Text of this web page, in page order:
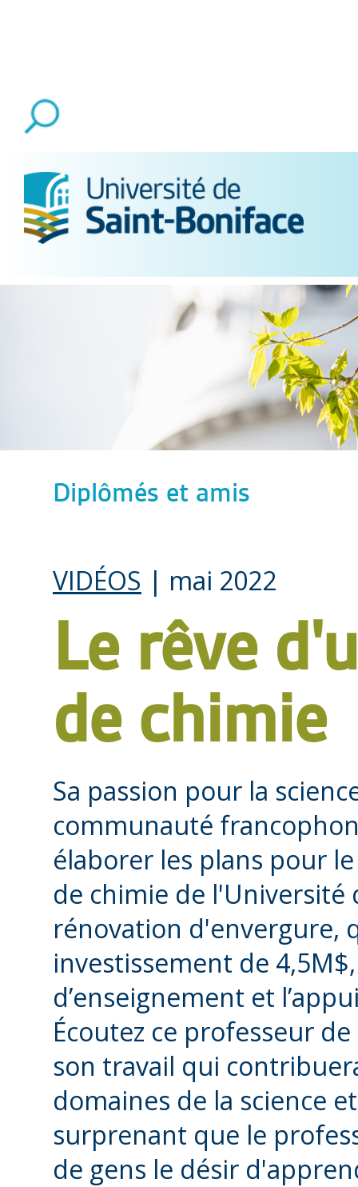
Diplômés et amis
VIDÉOS | mai 2022
Le rêve
de chimie
Sa passion pour la
communauté
élaborer les plans pour
de chimie de l'Université
rénovation d'envergure,
investissement de
d’enseignement et
Écoutez ce professeur
son travail qui
domaines de la science
surprenant que le
de gens le désir